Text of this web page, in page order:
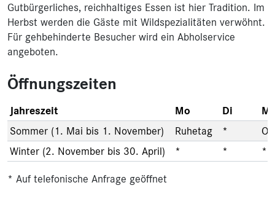
Gutbürgerliches, reichhaltiges Essen ist hier Tradition. Im
Herbst werden die Gäste mit Wildspezialitäten verwöhnt.
Für gehbehinderte Besucher wird ein Abholservice
angeboten.
Öffnungszeiten
Jahreszeit Mo Di Mi
Sommer (1. Mai bis 1. November) Ruhetag *
Winter (2. November bis 30. April)
* * *
* Auf telefonische Anfrage geöffnet